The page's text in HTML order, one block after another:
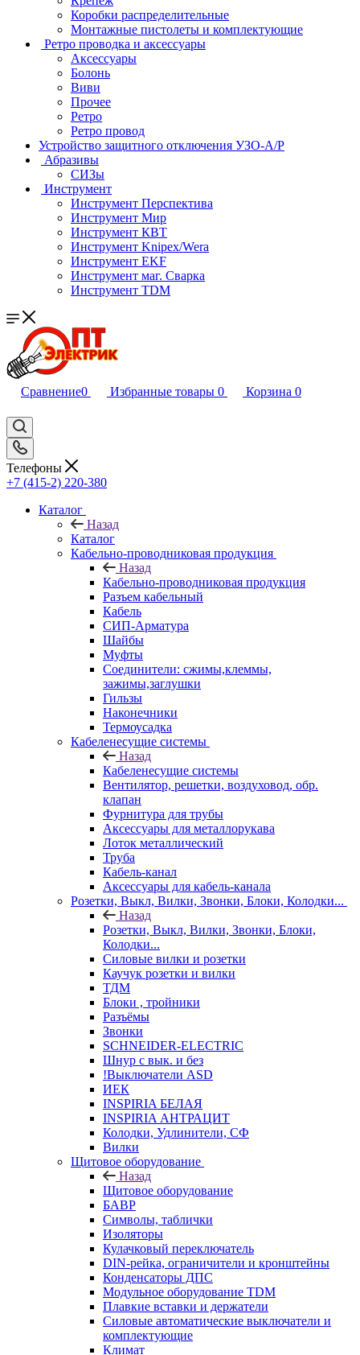
Коробки распределительные
Монтажные пистолеты и комплектующие
Ретро проводка и аксессуары
Аксессуары
Болонь
Виви
Прочее
Ретро
Ретро провод
Устройство защитного отключения УЗО-А/Р
Абразивы
СИЗы
Инструмент
Инструмент Перспектива
Инструмент Мир
Инструмент КВТ
Инструмент Knipex/Wera
Инструмент EKF
Инструмент маг. Сварка
Инструмент TDM
Сравнение0 Избранные товары 0 Корзина 0
Телефоны
+7 (415-2) 220-380
Каталог
Назад
Каталог
Кабельно-проводниковая продукция
Назад
Кабельно-проводниковая продукция
Разъем кабельный
Кабель
СИП-Арматура
Шайбы
Муфты
Соединители: сжимы,клеммы,
зажимы,заглушки
Гильзы
Наконечники
Термоусадка
Кабеленесущие системы
Назад
Кабеленесущие системы
Вентилятор, решетки, воздуховод, обр.
клапан
Фурнитура для трубы
Аксессуары для металлорукава
Лоток металлический
Труба
Кабель-канал
Аксессуары для кабель-канала
Розетки, Выкл, Вилки, Звонки, Блоки, Колодки...
Назад
Розетки, Выкл, Вилки, Звонки, Блоки,
Колодки...
Силовые вилки и розетки
Каучук розетки и вилки
ТДМ
Блоки , тройники
Разъёмы
Звонки
SCHNEIDER-ELECTRIC
Шнур с вык. и без
!Выключатели ASD
ИЕК
INSPIRIA БЕЛАЯ
INSPIRIA АНТРАЦИТ
Колодки, Удлинители, СФ
Вилки
Щитовое оборудование
Назад
Щитовое оборудование
БАВР
Символы, таблички
Изоляторы
Кулачковый переключатель
DIN-рейка, ограничители и кронштейны
Конденсаторы ДПС
Модульное оборудование TDM
Плавкие вставки и держатели
Силовые автоматические выключатели и
комплектующие
Климат